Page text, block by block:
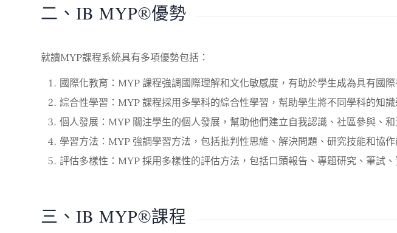
二、IB MYP®優勢
就讀MYP課程系統具有多項優勢包括：
國際化教育：MYP 課程強調國際理解和文化敏感度，有助於學生成為具有國際
綜合性學習：MYP 課程採用多學科的綜合性學習，幫助學生將不同學科的知
個人發展：MYP 關注學生的個人發展，幫助他們建立自我認識、社區參與、
學習方法：MYP 強調學習方法，包括批判性思維、解決問題、研究技能和協
評估多樣性：MYP 採用多樣性的評估方法，包括口頭報告、專題研究、筆試
三、IB MYP®課程